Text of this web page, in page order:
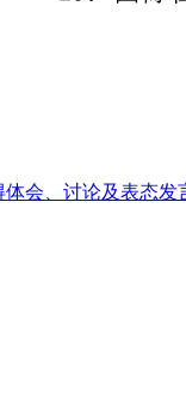
体会、讨论及表态发